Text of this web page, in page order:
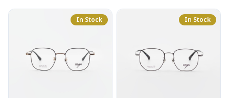
In Stock In Stock